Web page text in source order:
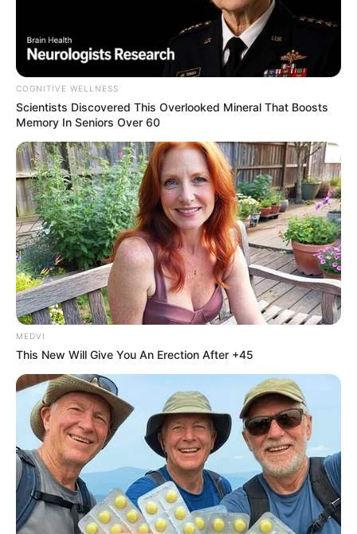
COGNITIVE WELLNESS
Scientists Discovered This Overlooked Mineral That Boosts
Memory In Seniors Over 60
MEDVI
This New Will Give You An Erection After +45